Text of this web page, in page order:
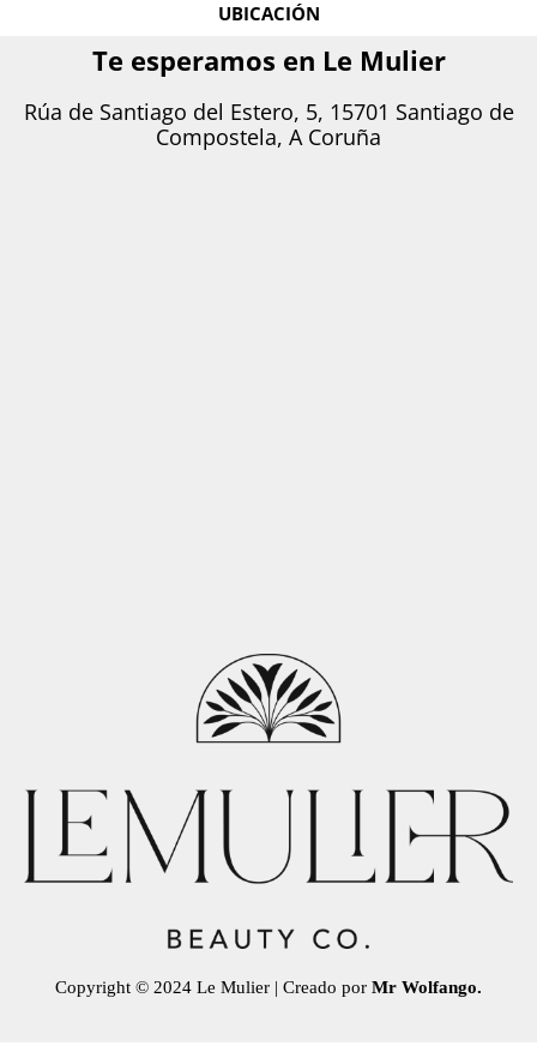
UBICACIÓN
Te esperamos en Le Mulier
Rúa de Santiago del Estero, 5, 15701 Santiago de
Compostela, A Coruña
Copyright © 2024 Le Mulier | Creado por Mr Wolfango.